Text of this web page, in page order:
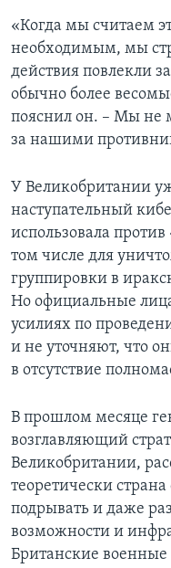
«Когда мы считаем
необходимым, мы
действия повлекли
обычно более
пояснил он. – Мы не
за нашими
У Великобритании
наступательный
использовала против
том числе для
группировки в
Но официальные
усилиях по
и не уточняют, что
в отсутствие
В прошлом месяце
возглавляющий
Великобритании,
теоретически страна
подрывать и даже
возможности и
Британские